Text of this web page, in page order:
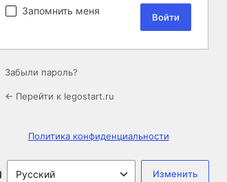
Запомнить меня
Забыли пароль?
← Перейти к legostart.ru
Политика конфиденциальности
Язык